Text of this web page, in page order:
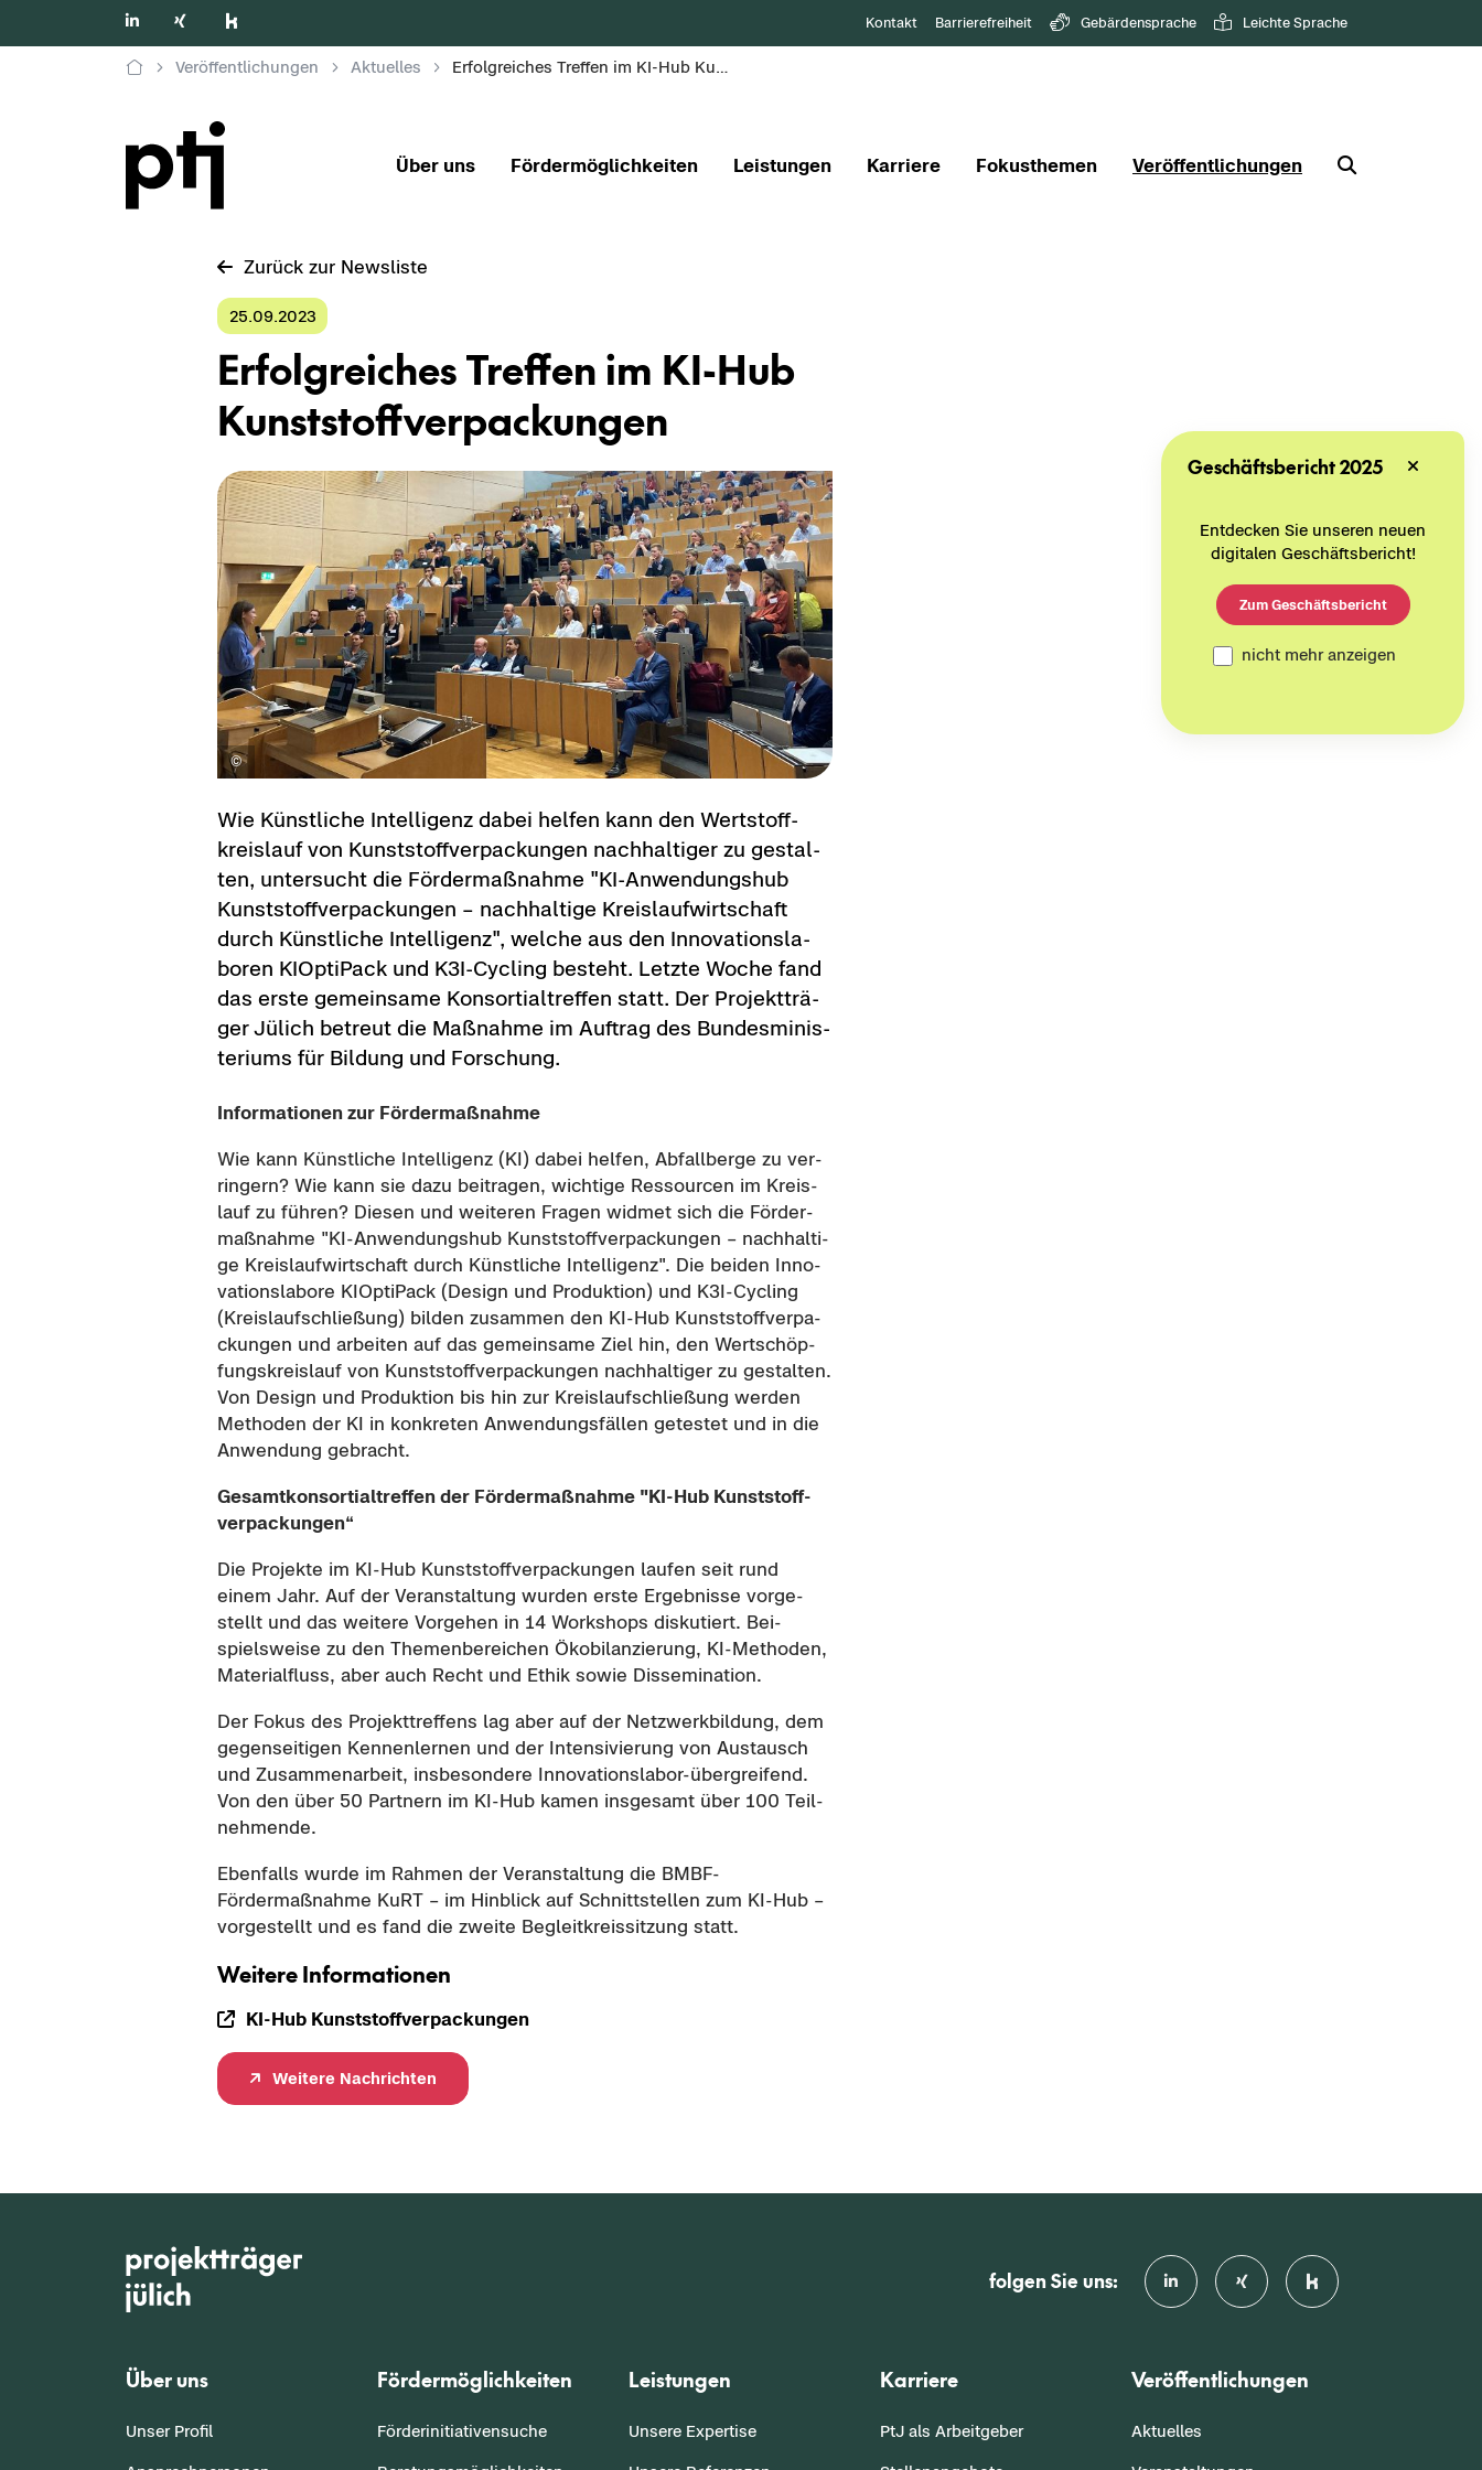
Kontakt Barrierefreiheit Gebärdensprache Leichte Sprache
Veröffentlichungen Aktuelles Erfolgreiches Treffen im KI-Hub Kunststoffverpackungen
Über uns Fördermöglichkeiten Leistungen Karriere Fokusthemen Veröffentlichungen
Zu­rück zur News­lis­te
25.09.2023
Er­folg­rei­ches Tref­fen im KI-​Hub
Kunst­stoff­ver­pa­ckun­gen
Wie Künst­li­che In­tel­li­genz dabei hel­fen kann den Wert­stoff­
kreis­lauf von Kunst­stoff­ver­pa­ckun­gen nach­hal­ti­ger zu ge­stal­
ten, un­ter­sucht die För­der­maß­nah­me "KI-​Anwendungshub
Kunst­stoff­ver­pa­ckun­gen – nach­hal­ti­ge Kreis­lauf­wirt­schaft
durch Künst­li­che In­tel­li­genz", wel­che aus den In­no­va­ti­ons­la­
bo­ren KI­Op­ti­Pack und K3I-​Cycling be­steht. Letz­te Woche fand
das erste ge­mein­sa­me Kon­sor­ti­al­tref­fen statt. Der Pro­jekt­trä­
ger Jü­lich be­treut die Maß­nah­me im Auf­trag des Bun­des­mi­nis­
te­ri­ums für Bil­dung und For­schung.
In­for­ma­tio­nen zur För­der­maß­nah­me
Wie kann Künst­li­che In­tel­li­genz (KI) dabei hel­fen, Ab­fall­ber­ge zu ver­
rin­gern? Wie kann sie dazu bei­tra­gen, wich­ti­ge Res­sour­cen im Kreis­
lauf zu füh­ren? Die­sen und wei­te­ren Fra­gen wid­met sich die För­der­
maß­nah­me "KI-​Anwendungshub Kunst­stoff­ver­pa­ckun­gen – nach­hal­ti­
ge Kreis­lauf­wirt­schaft durch Künst­li­che In­tel­li­genz". Die bei­den In­no­
va­ti­ons­la­bo­re KI­Op­ti­Pack (De­sign und Pro­duk­ti­on) und K3I-​Cycling
(Kreis­lauf­schlie­ßung) bil­den zu­sam­men den KI-​Hub Kunst­stoff­ver­pa­
ckun­gen und ar­bei­ten auf das ge­mein­sa­me Ziel hin, den Wert­schöp­
fungs­kreis­lauf von Kunst­stoff­ver­pa­ckun­gen nach­hal­ti­ger zu ge­stal­ten.
Von De­sign und Pro­duk­ti­on bis hin zur Kreis­lauf­schlie­ßung wer­den
Me­tho­den der KI in kon­kre­ten An­wen­dungs­fäl­len ge­tes­tet und in die
An­wen­dung ge­bracht.
Ge­samt­kon­sor­ti­al­tref­fen der För­der­maß­nah­me "KI-​Hub Kunst­stoff­
ver­pa­ckun­gen“
Die Pro­jek­te im KI-​Hub Kunst­stoff­ver­pa­ckun­gen lau­fen seit rund
einem Jahr. Auf der Ver­an­stal­tung wur­den erste Er­geb­nis­se vor­ge­
stellt und das wei­te­re Vor­ge­hen in 14 Work­shops dis­ku­tiert. Bei­
spiels­wei­se zu den The­men­be­rei­chen Öko­bi­lan­zie­rung, KI-​Methoden,
Ma­te­ri­al­fluss, aber auch Recht und Ethik sowie Dis­se­mi­na­ti­on.
Der Fokus des Pro­jekt­tref­fens lag aber auf der Netz­werk­bil­dung, dem
ge­gen­sei­ti­gen Ken­nen­ler­nen und der In­ten­si­vie­rung von Aus­tausch
und Zu­sam­men­ar­beit, ins­be­son­de­re Innovationslabor-​übergreifend.
Von den über 50 Part­nern im KI-​Hub kamen ins­ge­samt über 100 Teil­
neh­men­de.
Eben­falls wurde im Rah­men der Ver­an­stal­tung die BMBF-​
Fördermaßnahme KuRT – im Hin­blick auf Schnitt­stel­len zum KI-​Hub –
vor­ge­stellt und es fand die zwei­te Be­gleit­kreis­sit­zung statt.
Wei­te­re In­for­ma­tio­nen
KI-​Hub Kunst­stoff­ver­pa­ckun­gen
Wei­te­re Nach­rich­ten
folgen Sie uns:
Über uns
Unser Profil
Fördermöglichkeiten
Förderinitiativensuche
Leistungen
Unsere Expertise
Karriere
PtJ als Arbeitgeber
Veröffentlichungen
Aktuelles
Geschäftsbericht 2025
Entdecken Sie unseren neuen
digitalen Geschäftsbericht!
Zum Geschäftsbericht
nicht mehr anzeigen